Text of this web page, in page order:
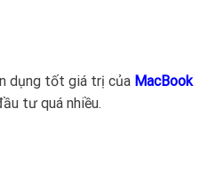
dụng tốt giá trị của MacBook
tư quá nhiều.